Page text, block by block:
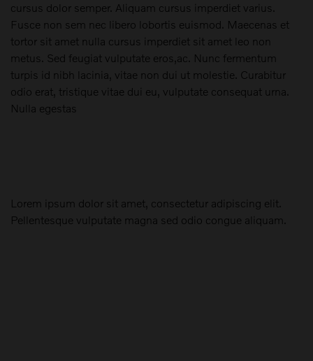
cursus dolor semper. Aliquam cursus imperdiet varius.
Fusce non sem nec libero lobortis euismod. Maecenas et
tortor sit amet nulla cursus imperdiet sit amet leo non
metus. Sed feugiat vulputate eros,ac. Nunc fermentum
turpis id nibh lacinia, vitae non dui ut molestie. Curabitur
odio erat, tristique vitae dui eu, vulputate consequat urna.
Nulla egestas
Lorem ipsum dolor sit amet, consectetur adipiscing elit.
Pellentesque vulputate magna sed odio congue aliquam.